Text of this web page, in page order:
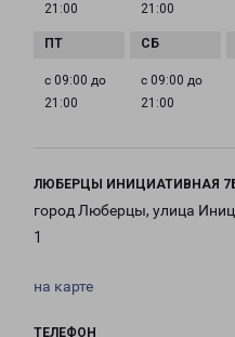
21:00
21:00
с 09:00 до
21:00
с 09:00 до
21:00
ЛЮБЕРЦЫ ИНИЦИАТИВНАЯ
город Люберцы, улица
1
на карте
ТЕЛЕФОН